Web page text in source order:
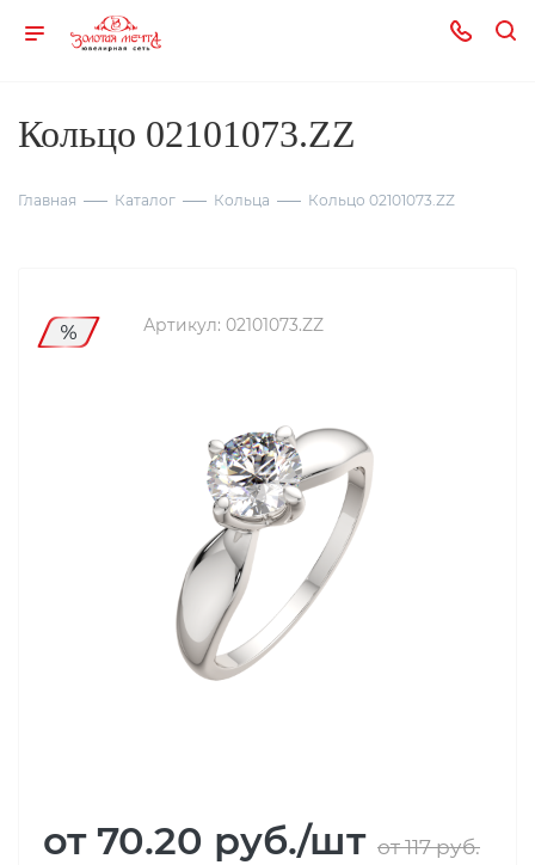
Кольцо 02101073.ZZ
Главная Каталог Кольца Кольцо 02101073.ZZ
Артикул: 02101073.ZZ
от 70.20 руб./шт от 117руб.